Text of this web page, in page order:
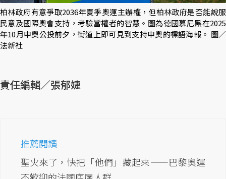
柏林政府有意爭取2036年夏季奧運主辦權，但柏林政府是否能說服
民意及國際奧會支持，考驗當權者的智慧。圖為德國慕尼黑在2025
年10月申奧公投前夕，街道上即可見到支持申奧的標語海報。 圖／
法新社
責任編輯／張郁婕
推薦閱讀
聖火來了，快把「他們」藏起來——巴黎奧運